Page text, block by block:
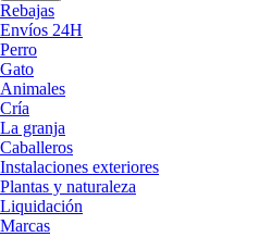
Rebajas
Envíos 24H
Perro
Gato
Animales
Cría
La granja
Caballeros
Instalaciones exteriores
Plantas y naturaleza
Liquidación
Marcas